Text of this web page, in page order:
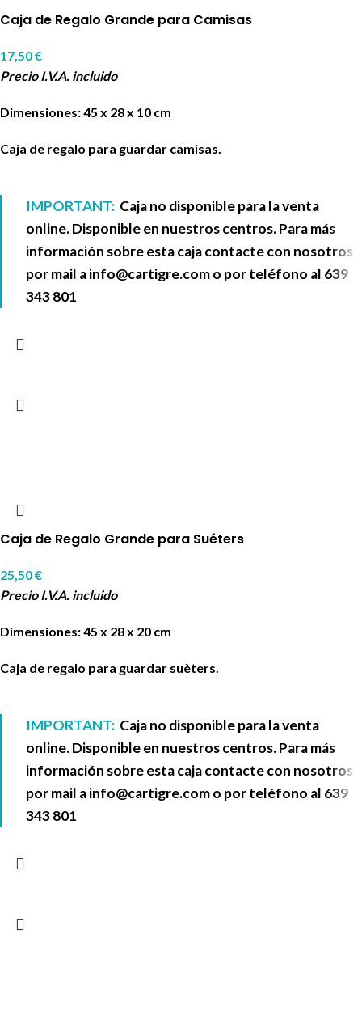
Caja de Regalo Grande para Camisas
17,50€
Precio I.V.A. incluido
Dimensiones: 45 x 28 x 10 cm
Caja de regalo para guardar camisas.
IMPORTANT: Caja no disponible para la venta
online. Disponible en nuestros centros. Para más
información sobre esta caja contacte con nosotros
por mail ainfo@cartigre.como por teléfono al 639
343 801
Caja de Regalo Grande para Suéters
25,50€
Precio I.V.A. incluido
Dimensiones: 45 x 28 x 20 cm
Caja de regalo para guardar suèters.
IMPORTANT: Caja no disponible para la venta
online. Disponible en nuestros centros. Para más
información sobre esta caja contacte con nosotros
por mail ainfo@cartigre.como por teléfono al 639
343 801